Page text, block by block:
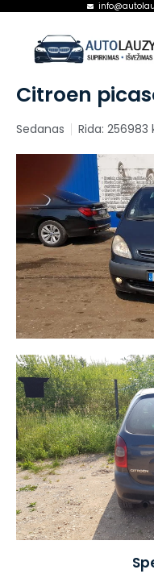
Citroen
Sedanas Rida: 256983